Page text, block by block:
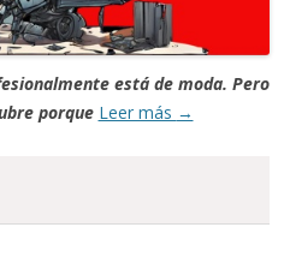
está de moda. Pero
porque Leer más →